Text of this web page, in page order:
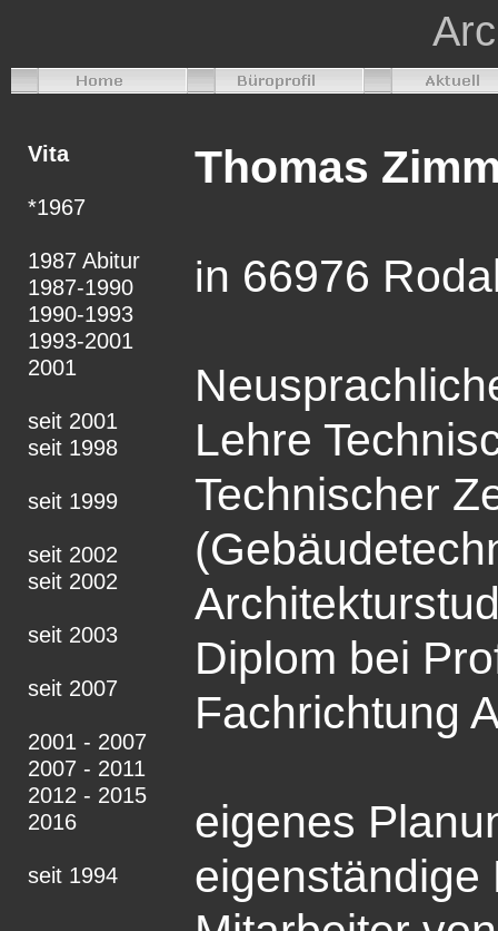
Vita
*1967
1987 Abitur
1987-1990
1990-1993
1993-2001
2001
seit 2001
seit 1998
seit 1999
seit 2002
seit 2002
seit 2003
seit 2007
2001 - 2007
2007 - 2011
2012 - 2015
2016
seit 1994
Thomas
in 66976
Lehre
Technischer
Diplom bei
Fachrichtung
eigenes
eigenständige